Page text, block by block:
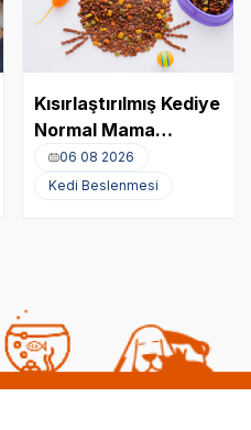
Kısırlaştırılmış Kediye
Normal Mama
Yedirmek Zararlı mı?
06 08 2026
Kedi Beslenmesi